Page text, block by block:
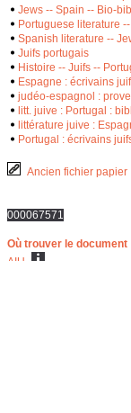
Jews -- Spain -- Bio-
Portuguese literature
Spanish literature --
Juifs portugais
Histoire -- Juifs --
Espagne : écrivains
judéo-espagnol :
litt. juive : Portugal :
littérature juive :
Portugal : écrivains
Ancien fichier papier
000067571
Où trouver le document
AIU